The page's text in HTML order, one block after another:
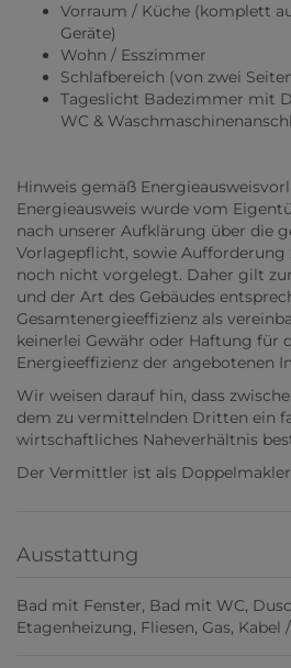
Vorraum / Küche (komplett
Geräte)
Wohn / Esszimmer
Schlafbereich (von zwei
Tageslicht Badezimmer mit
WC &
Hinweis gemäß
Energieausweis wurde vom
nach unserer Aufklärung über die
Vorlagepflicht, sowie Aufforderung
noch nicht vorgelegt. Daher gilt
und der Art des Gebäudes
Gesamtenergieeffizienz als
keinerlei Gewähr oder Haftung für
Energieeffizienz der angebotenen
Wir weisen darauf hin, dass
dem zu vermittelnden Dritten ein
wirtschaftliches Naheverhältnis
Der Vermittler ist als
Ausstattung
Bad mit Fenster Bad mit WC
Etagenheizung Fliesen Gas Kabel